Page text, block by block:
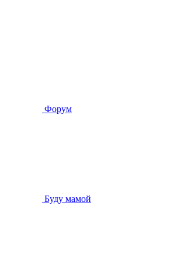
Форум
Буду мамой